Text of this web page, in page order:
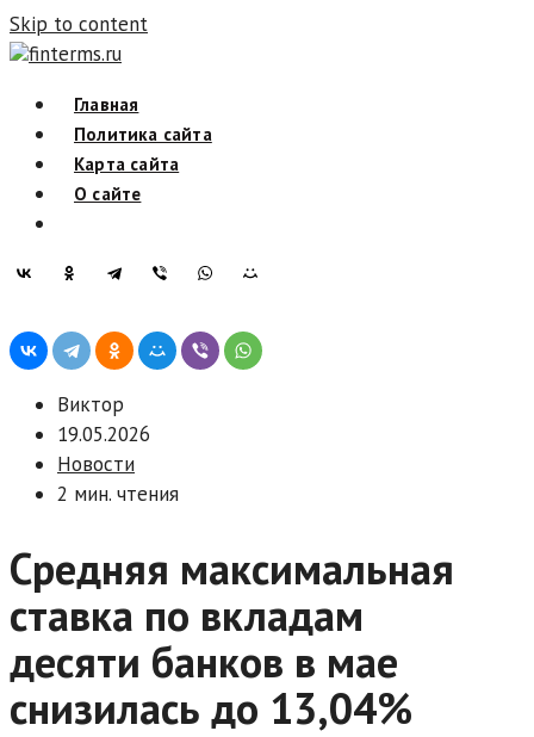
Skip to content
finterms.ru
Главная
Политика сайта
Карта сайта
О сайте
Виктор
19.05.2026
Новости
2 мин. чтения
Средняя максимальная
ставка по вкладам
десяти банков в мае
снизилась до 13,04%